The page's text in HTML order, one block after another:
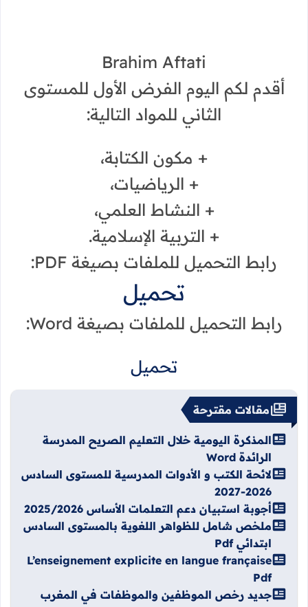
Brahim Aftati
أقدم لكم اليوم الفرض الأول للمستوى
الثاني للمواد التالية:
+ مكون الكتابة،
+ الرياضيات،
+ النشاط العلمي،
+ التربية الإسلامية.
رابط التحميل للملفات بصيغة PDF:
تحميل
رابط التحميل للملفات بصيغة Word:
تحميل
مقالات مقترحة
المذكرة اليومية خلال التعليم الصريح المدرسة
الرائدة Word
لائحة الكتب و الأدوات المدرسية للمستوى السادس
2026-2027
أجوبة استبيان دعم التعلمات الأساس 2025/2026
ملخص شامل للظواهر اللغوية بالمستوى السادس
ابتدائي Pdf
L’enseignement explicite en langue française
Pdf
جديد رخص الموظفين والموظفات في المغرب